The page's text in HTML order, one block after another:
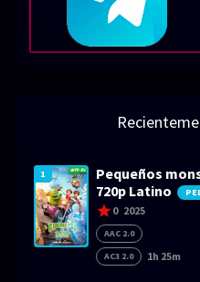
1
Pequeños
720p Latino
0 2025
AAC 2.0
AC3 2.0
1h 25m